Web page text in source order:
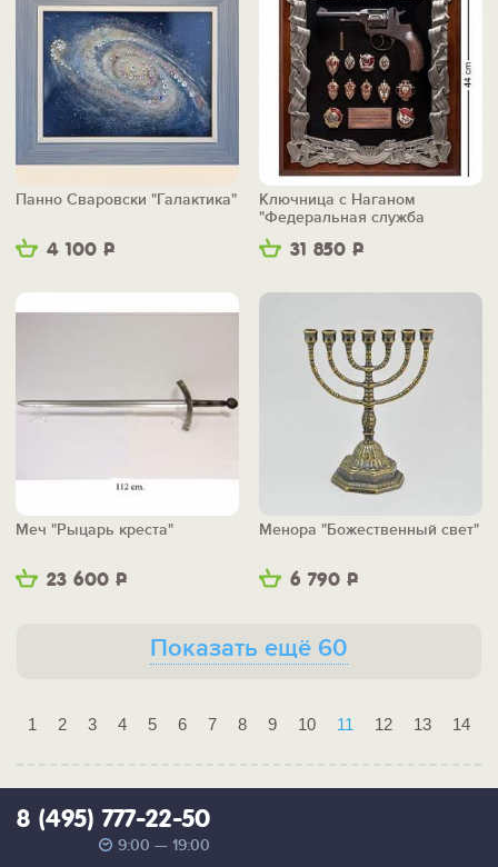
4 100 Р
Панно Сваровски "Галактика"
31 850 Р
Ключница с Наганом
"Федеральная служба
безопасности"
23 600 Р
Меч "Рыцарь креста"
6 790 Р
Менора "Божественный свет"
Показать ещё 60
1 2 3 4 5 6 7 8 9 10 11 12 13 14
8 (495) 777-22-50
9:00 — 19:00